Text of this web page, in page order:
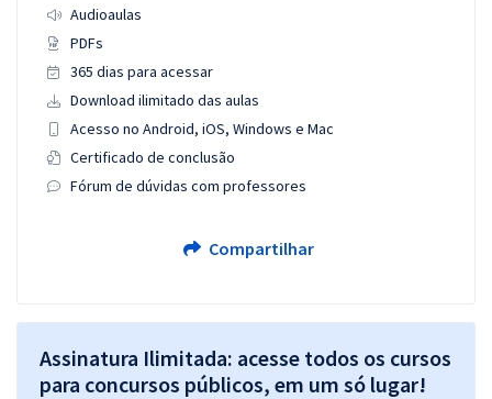
Audioaulas
PDFs
365 dias para acessar
Download ilimitado das aulas
Acesso no Android, iOS, Windows e Mac
Certificado de conclusão
Fórum de dúvidas com professores
Compartilhar
Assinatura Ilimitada: acesse todos os cursos
para concursos públicos, em um só lugar!